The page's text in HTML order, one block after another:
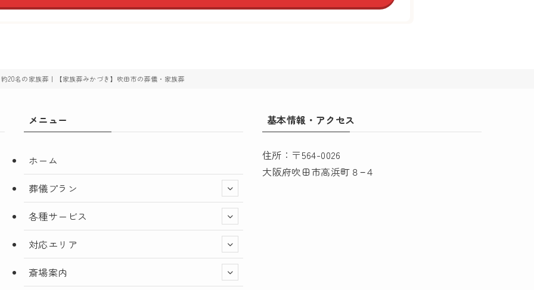
20名の家族葬｜【家族葬みかづき】吹田市の葬儀・家族葬
メニュー
ホーム
葬儀プラン
各種サービス
対応エリア
斎場案内
基本情報・アクセス
住所：〒564-0026
大阪府吹田市高浜町８−４